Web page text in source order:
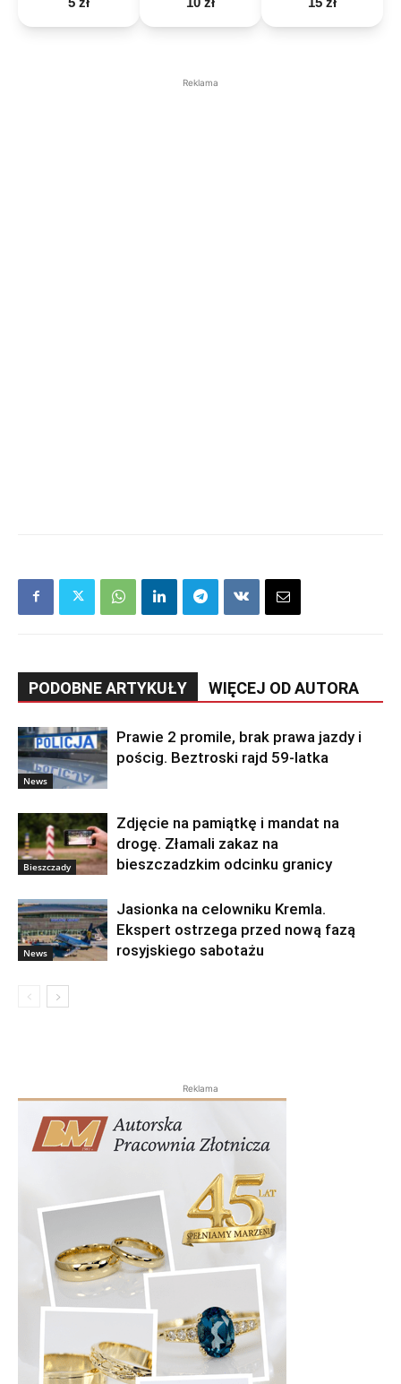
Reklama
PODOBNE ARTYKUŁY WIĘCEJ OD AUTORA
News
Prawie 2 promile, brak prawa jazdy i
pościg. Beztroski rajd 59-latka
Bieszczady
Zdjęcie na pamiątkę i mandat na
drogę. Złamali zakaz na
bieszczadzkim odcinku granicy
News
Jasionka na celowniku Kremla.
Ekspert ostrzega przed nową fazą
rosyjskiego sabotażu
Reklama